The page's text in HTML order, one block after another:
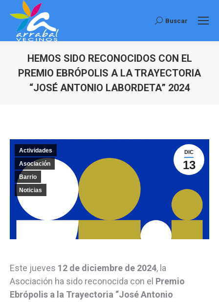
Buscar:
Buscar
HEMOS SIDO RECONOCIDOS CON EL
PREMIO EBRÓPOLIS A LA TRAYECTORIA
“JOSÉ ANTONIO LABORDETA” 2024
DIC
13
Actividades
Asociación
Barrio
Noticias
Este jueves 12 de diciembre de 2024, la
Asociación ha sido reconocida con el Premio
Ebrópolis a la Trayectoria “José Antonio